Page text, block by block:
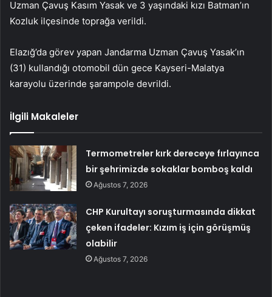
Uzman Çavuş Kasım Yasak ve 3 yaşındaki kızı Batman’ın
Kozluk ilçesinde toprağa verildi.
Elazığ’da görev yapan Jandarma Uzman Çavuş Yasak’ın
(31) kullandığı otomobil dün gece Kayseri-Malatya
karayolu üzerinde şarampole devrildi.
İlgili Makaleler
Termometreler kırk dereceye fırlayınca
bir şehrimizde sokaklar bomboş kaldı
Ağustos 7, 2026
CHP Kurultayı soruşturmasında dikkat
çeken ifadeler: Kızım iş için görüşmüş
olabilir
Ağustos 7, 2026